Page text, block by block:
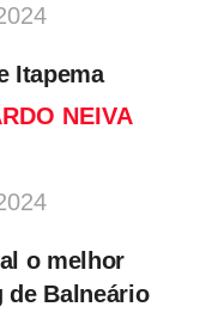
Itapema
NEIVA
o melhor
de Balneário